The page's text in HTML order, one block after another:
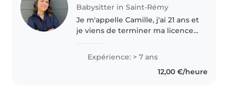
Babysitter in Saint-Rémy
Je m'appelle Camille, j'ai 21 ans et
je viens de terminer ma licence
depuis l'âge de 15 ans du stade
de nourrisson à adolescent.
Expérience: > 7 ans
12,00 €/heure